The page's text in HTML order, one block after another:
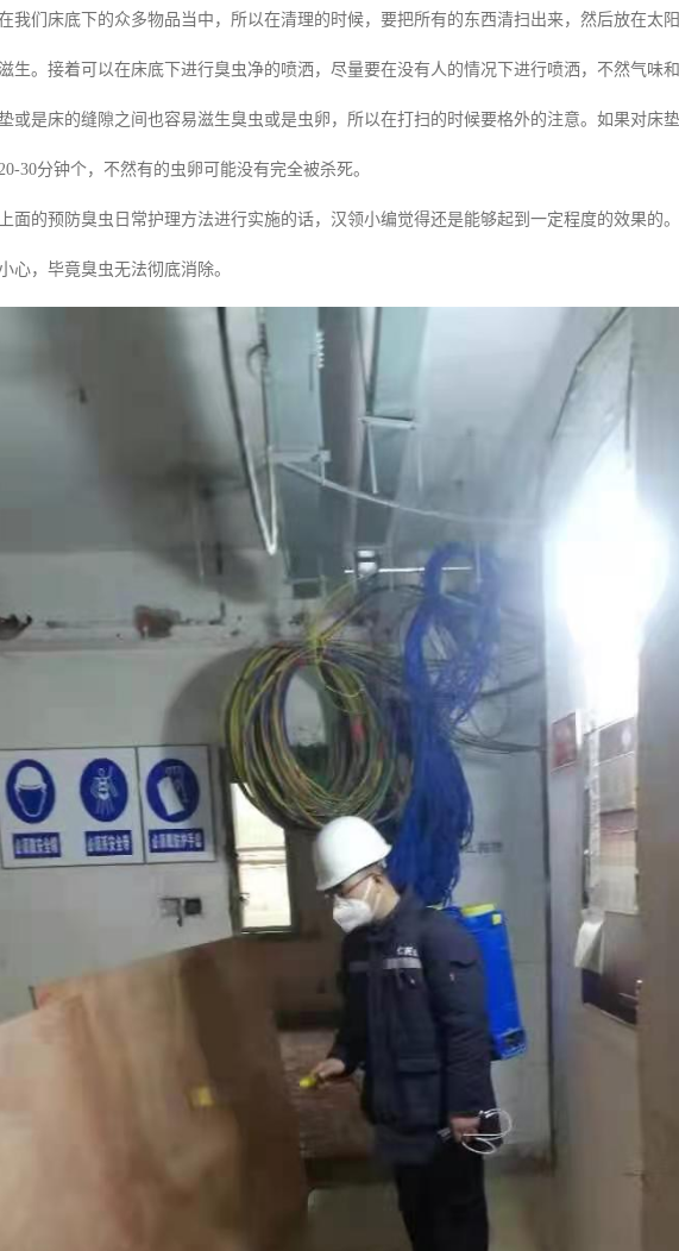
我们床底下的众多物品当中，所以在清理的时候，要把所有的东西清扫出来，然后放在太
生。接着可以在床底下进行臭虫净的喷洒，尽量要在没有人的情况下进行喷洒，不然气味
或是床的缝隙之间也容易滋生臭虫或是虫卵，所以在打扫的时候要格外的注意。如果对床
30分钟个，不然有的虫卵可能没有完全被杀死。
面的预防臭虫日常护理方法进行实施的话，汉领小编觉得还是能够起到一定程度的效果的
心，毕竟臭虫无法彻底消除。